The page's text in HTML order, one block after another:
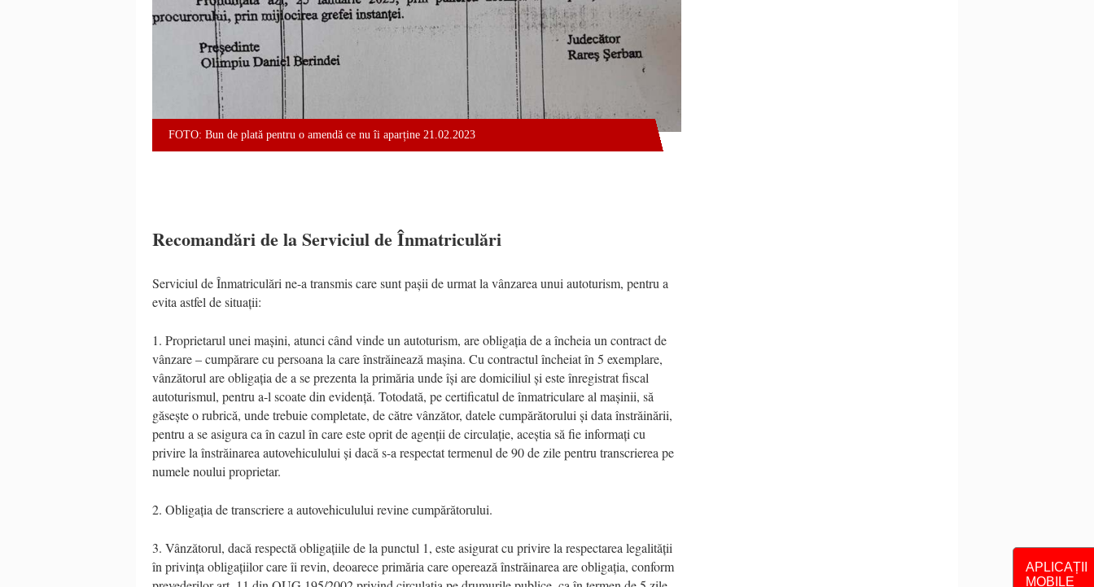
APLICAȚII
MOBILE
FOTO: Bun de plată pentru o amendă ce nu îi aparține 21.02.2023
Recomandări de la Serviciul de Înmatriculări
Serviciul de Înmatriculări ne-a transmis care sunt pașii de urmat la vânzarea unui autoturism, pentru a
evita astfel de situații:
1. Proprietarul unei mașini, atunci când vinde un autoturism, are obligația de a încheia un contract de
vânzare – cumpărare cu persoana la care înstrăinează mașina. Cu contractul încheiat în 5 exemplare,
vânzătorul are obligația de a se prezenta la primăria unde își are domiciliul și este înregistrat fiscal
autoturismul, pentru a-l scoate din evidență. Totodată, pe certificatul de înmatriculare al mașinii, să
găsește o rubrică, unde trebuie completate, de către vânzător, datele cumpărătorului și data înstrăinării,
pentru a se asigura ca în cazul în care este oprit de agenții de circulație, aceștia să fie informați cu
privire la înstrăinarea autovehiculului și dacă s-a respectat termenul de 90 de zile pentru transcrierea pe
numele noului proprietar.
2. Obligația de transcriere a autovehiculului revine cumpărătorului.
3. Vânzătorul, dacă respectă obligațiile de la punctul 1, este asigurat cu privire la respectarea legalității
în privința obligațiilor care îi revin, deoarece primăria care operează înstrăinarea are obligația, conform